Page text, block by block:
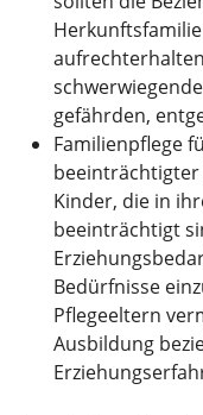
gefährden,
Familienpflege
beeinträchtigter
Kinder, die in
beeinträchtigt
Bedürfnisse
Pflegeeltern
Ausbildung